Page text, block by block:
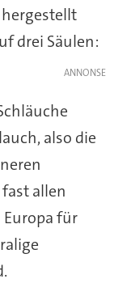
drei Säulen:
also die
allen
für